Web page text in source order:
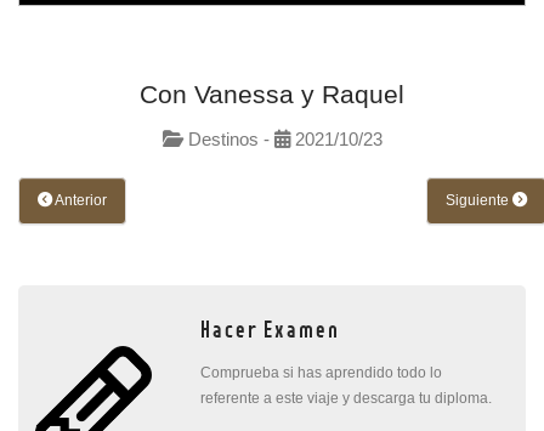
Con Vanessa y Raquel
Destinos - 2021/10/23
Anterior Siguiente
Hacer Examen
Comprueba si has aprendido todo lo
referente a este viaje y descarga tu diploma.